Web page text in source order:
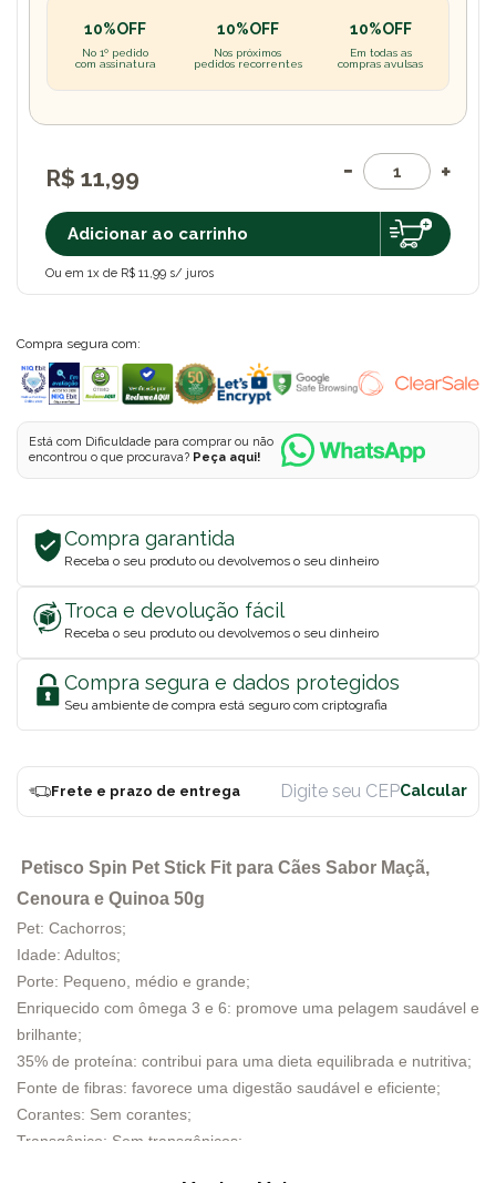
R$ 11,99
Adicionar ao carrinho
Ou em 1x de R$ 11,99 s/ juros
10%OFF
No 1º pedido
com assinatura
10%OFF
Nos próximos
pedidos recorrentes
10%OFF
Em todas as
compras avulsas
Compra segura com:
Está com Dificuldade para comprar ou não
encontrou o que procurava? Peça aqui!
Compra garantida
Receba o seu produto ou devolvemos o seu dinheiro
Troca e devolução fácil
Receba o seu produto ou devolvemos o seu dinheiro
Compra segura e dados protegidos
Seu ambiente de compra está seguro com criptografia
Frete e prazo de entrega
Petisco Spin Pet Stick Fit para Cães Sabor Maçã,
Cenoura e Quinoa 50g
Pet: Cachorros;
Idade: Adultos;
Porte: Pequeno, médio e grande;
Enriquecido com ômega 3 e 6: promove uma pelagem saudável e
brilhante;
35% de proteína: contribui para uma dieta equilibrada e nutritiva;
Fonte de fibras: favorece uma digestão saudável e eficiente;
Corantes: Sem corantes;
Transgênico: Sem transgênicos;